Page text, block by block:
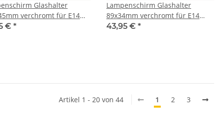
Glashalter
verchromt für E14
Fassung
€ *
Lampenschirm Glashalter
89x34mm verchromt für E14
und E27 Fassung
43,95 € *
Artikel 1 - 20 von 44 1 2 3